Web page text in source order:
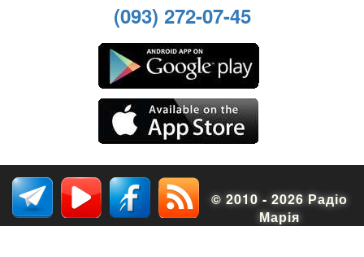
(093) 272-07-45
© 2010 - 2026 Радіо
Марія